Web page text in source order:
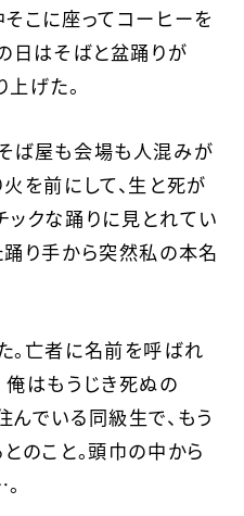
こに座ってコーヒーを
日はそばと盆踊りが
げた。
ば屋も会場も人混みが
を前にして、生と死が
クな踊りに見とれてい
り手から突然私の本名
。亡者に名前を呼ばれ
はもうじき死ぬの
でいる同級生で、もう
のこと。頭巾の中から